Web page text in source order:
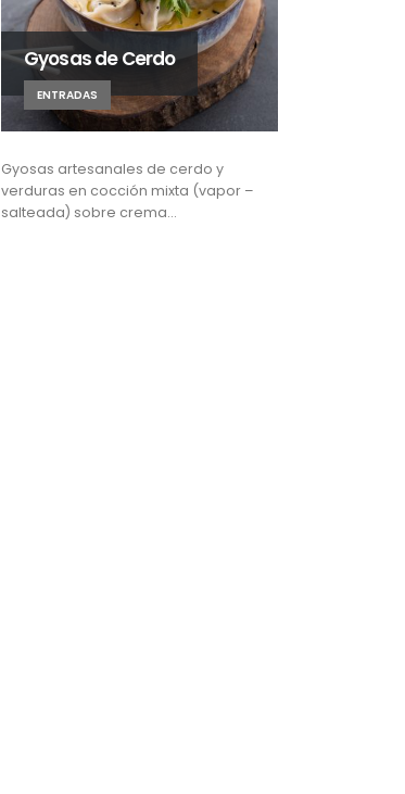
Gyosas de Cerdo
ENTRADAS
Gyosas artesanales de cerdo y
verduras en cocción mixta (vapor –
salteada) sobre crema…